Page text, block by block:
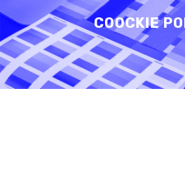
COOCKIE